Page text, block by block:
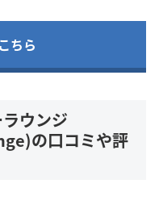
ちら
ウンジ
の口コミや評